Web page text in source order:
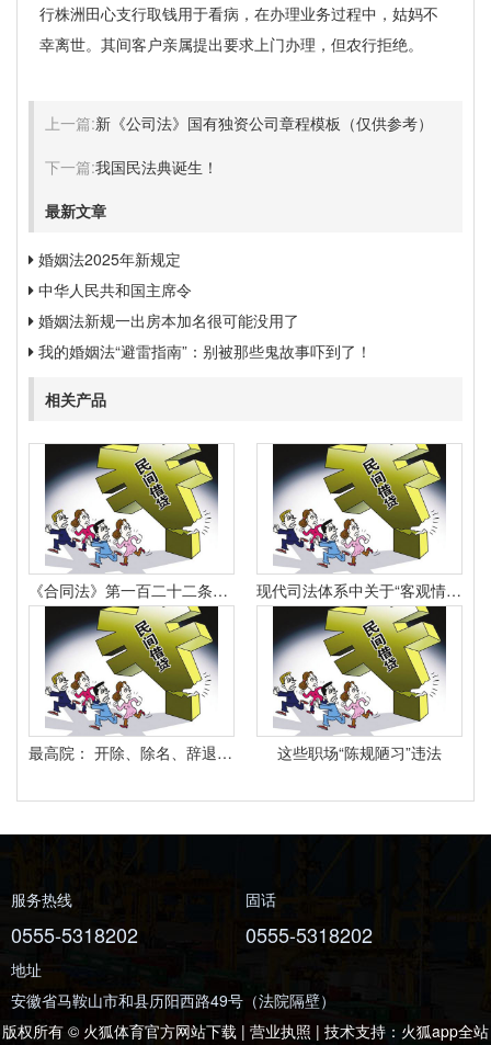
行株洲田心支行取钱用于看病，在办理业务过程中，姑妈不
幸离世。其间客户亲属提出要求上门办理，但农行拒绝。
上一篇:新《公司法》国有独资公司章程模板（仅供参考）
下一篇:我国民法典诞生！
最新文章
婚姻法2025年新规定
中华人民共和国主席令
婚姻法新规一出房本加名很可能没用了
我的婚姻法“避雷指南”：别被那些鬼故事吓到了！
相关产品
《合同法》第一百二十二条规定：“因当事人一方的违约行为侵害对方人身、财产权益的受损害方有权选择依照本法要求其承担违约责任或者依照其他法律要求其承担侵权责任。 现代司法体系中关于“客观情况出现重大变化”的法律规定有哪些
最高院： 开除、除名、辞退与解除劳动合同之间有什么区别？ 这些职场“陈规陋习”违法
服务热线
0555-5318202
固话
0555-5318202
地址
安徽省马鞍山市和县历阳西路49号（法院隔壁）
版权所有 © 火狐体育官方网站下载 | 营业执照 | 技术支持： 火狐app全站